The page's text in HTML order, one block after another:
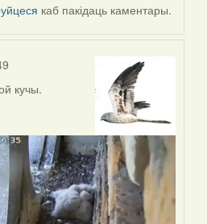
каб пакідаць каментары.
кучы.